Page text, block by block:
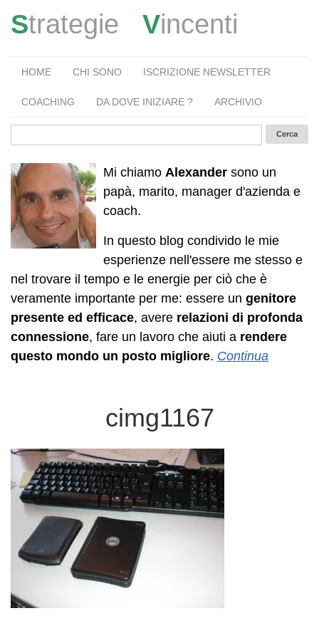
Strategie Vincenti
HOME CHI SONO ISCRIZIONE NEWSLETTER
COACHING DA DOVE INIZIARE ? ARCHIVIO
Mi chiamo Alexander sono un
papà, marito, manager d'azienda e
coach.
In questo blog condivido le mie
esperienze nell'essere me stesso e
nel trovare il tempo e le energie per ciò che è
veramente importante per me: essere un genitore
presente ed efficace, avere relazioni di profonda
connessione, fare un lavoro che aiuti a rendere
questo mondo un posto migliore. Continua
cimg1167